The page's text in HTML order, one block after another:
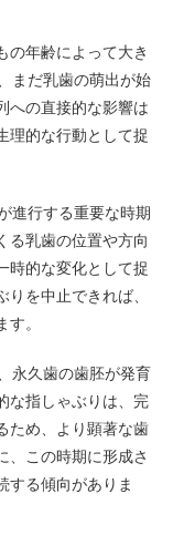
の年齢によって大き
まだ乳歯の萌出が始
への直接的な影響は
理的な行動として捉
進行する重要な時期
る乳歯の位置や方向
時的な変化として捉
を中止できれば、
。
永久歯の歯胚が発育
な指しゃぶりは、完
ため、より顕著な歯
、この時期に形成さ
する傾向がありま